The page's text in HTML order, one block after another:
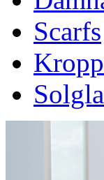
Scarfs